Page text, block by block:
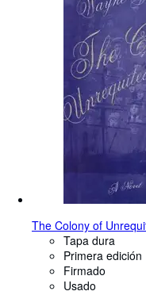
The Colony of
Tapa dura
Primera edición
Firmado
Usado